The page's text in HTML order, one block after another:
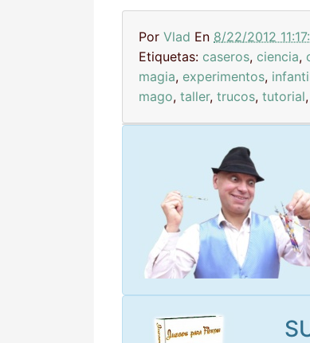
Por Vlad En 8/22/2012
Etiquetas: caseros, ciencia,
magia, experimentos,
mago, taller, trucos, tutorial,